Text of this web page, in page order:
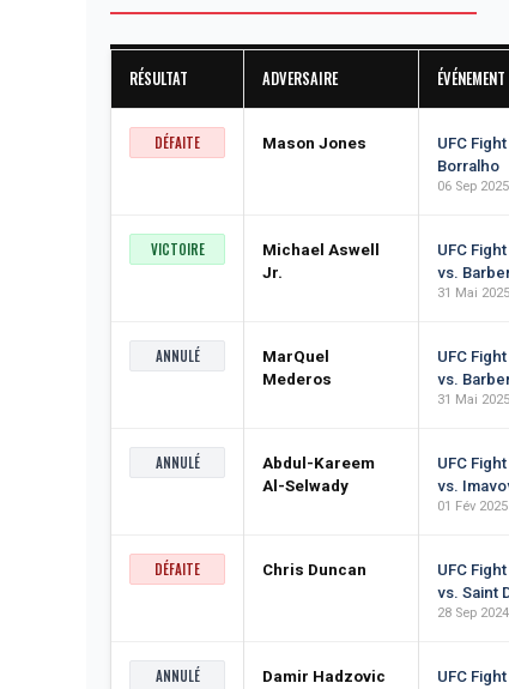
RÉSULTAT ADVERSAIRE ÉVÉNEMENT
DÉFAITE Mason Jones
UFC
Borralho
06 Sep 2025
VICTOIRE
Michael Aswell
Jr.
UFC
vs.
31 Mai 2025
ANNULÉ
MarQuel
Mederos
UFC
vs.
31 Mai 2025
ANNULÉ
Abdul-Kareem
Al-Selwady
UFC
vs.
01 Fév 2025
DÉFAITE Chris Duncan
UFC
vs. Saint
28 Sep 2024
ANNULÉ Damir Hadzovic
UFC